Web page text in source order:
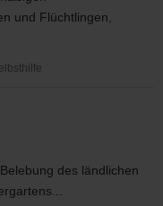
und Flüchtlingen,
des ländlichen